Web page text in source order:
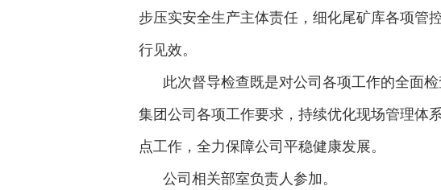
步压实安全生产主体责任，细化尾矿库各项管
行见效。
此次督导检查既是对公司各项工作的全面检
集团公司各项工作要求，持续优化现场管理体
点工作，全力保障公司平稳健康发展。
公司相关部室负责人参加。